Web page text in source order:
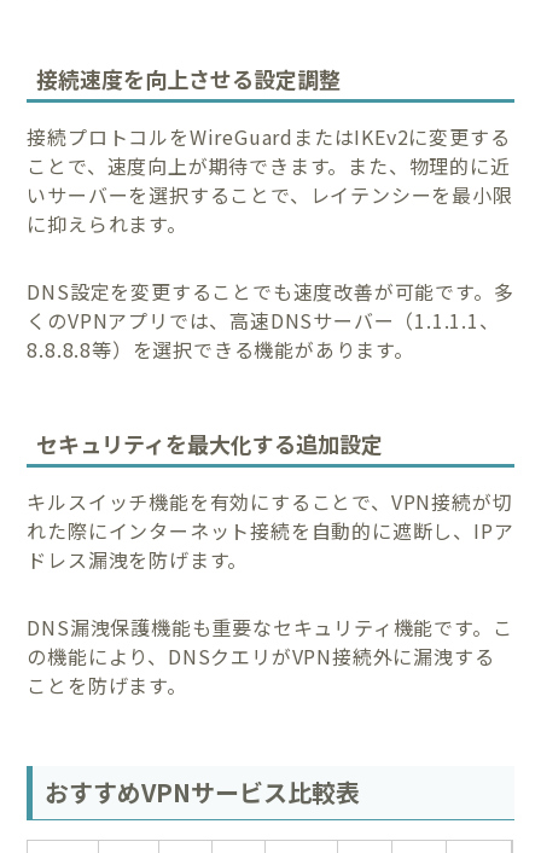
接続速度を向上させる設定調整
接続プロトコルをWireGuardまたはIKEv2に変更する
ことで、速度向上が期待できます。また、物理的に近
いサーバーを選択することで、レイテンシーを最小限
に抑えられます。
DNS設定を変更することでも速度改善が可能です。多
くのVPNアプリでは、高速DNSサーバー（1.1.1.1、
8.8.8.8等）を選択できる機能があります。
セキュリティを最大化する追加設定
キルスイッチ機能を有効にすることで、VPN接続が切
れた際にインターネット接続を自動的に遮断し、IPア
ドレス漏洩を防げます。
DNS漏洩保護機能も重要なセキュリティ機能です。こ
の機能により、DNSクエリがVPN接続外に漏洩する
ことを防げます。
おすすめVPNサービス比較表